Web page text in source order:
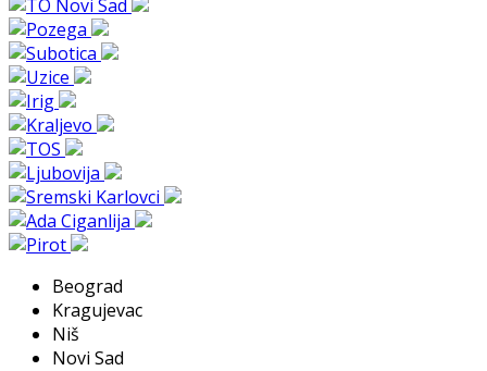
Beograd
Kragujevac
Niš
Novi Sad